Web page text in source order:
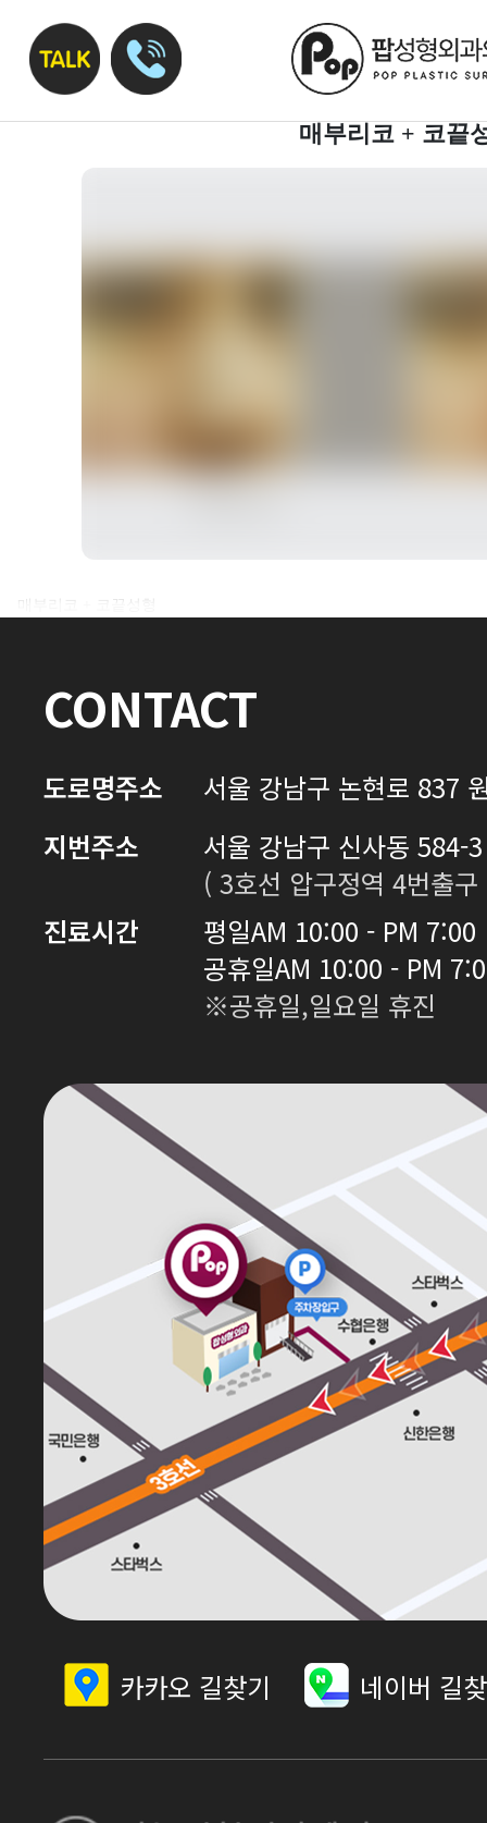
매부리코 + 코끝
매부리코 + 코끝성형
CONTACT
도로명주소
서울 강남구 논현로 837
지번주소
서울 강남구 신사동 584-
( 3호선 압구정역 4번출
진료시간
평일AM 10:00 - PM 7:00
공휴일AM 10:00 - PM
※공휴일,일요일 휴진
카카오 길찾기 네이버 길